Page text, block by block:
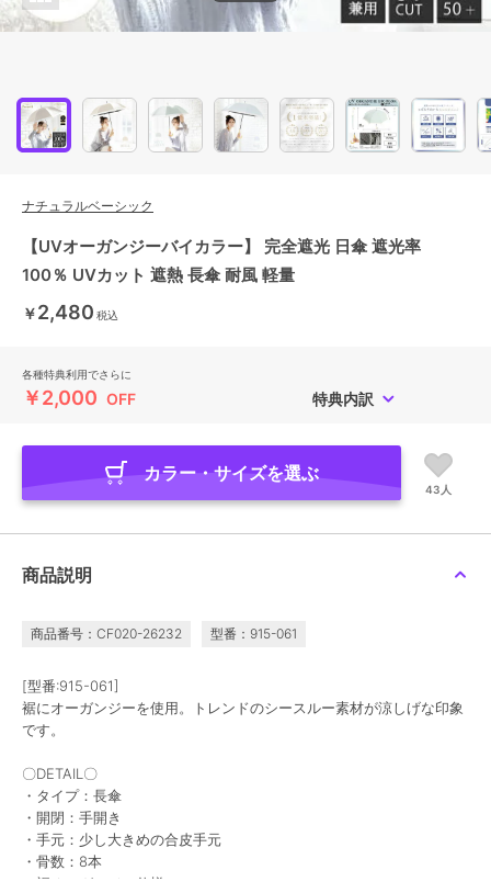
ナチュラルベーシック
【UVオーガンジーバイカラー】 完全遮光 日傘 遮光率
100％ UVカット 遮熱 長傘 耐風 軽量
￥2,480 税込
各種特典利用でさらに
￥2,000 OFF 特典内訳
カラー・サイズを選ぶ
43人
商品説明
商品番号：CF020-26232 型番：915-061
[型番:915-061]
裾にオーガンジーを使用。トレンドのシースルー素材が涼しげな印象
です。
〇DETAIL〇
・タイプ：長傘
・開閉：手開き
・手元：少し大きめの合皮手元
・骨数：8本
・裾オーガンジー仕様